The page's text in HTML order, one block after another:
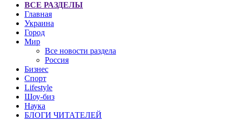
ВСЕ РАЗДЕЛЫ
Главная
Украина
Город
Мир
Все новости раздела
Россия
Бизнес
Спорт
Lifestyle
Шоу-биз
Наука
БЛОГИ ЧИТАТЕЛЕЙ